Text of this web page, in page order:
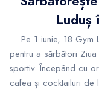
Luduș
Pe 1 iunie, 18 Gym
pentru a sărbători
sportiv. Începând cu
cafea și cocktailuri de